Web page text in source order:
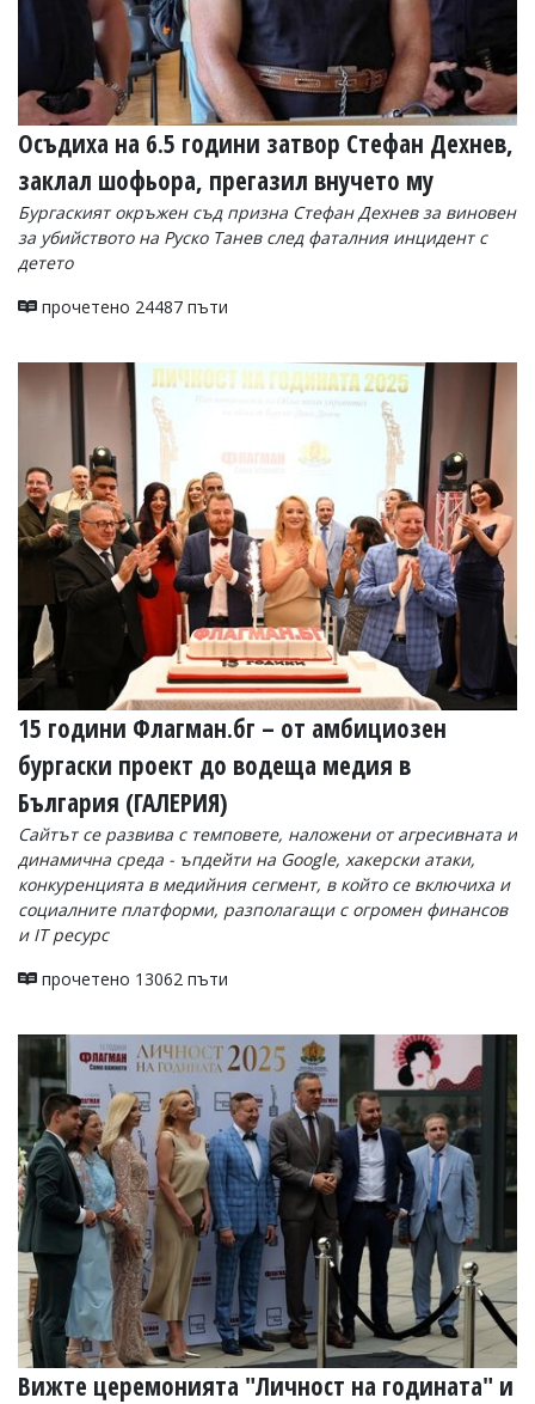
Осъдиха на 6.5 години затвор Стефан Дехнев,
заклал шофьора, прегазил внучето му
Бургаският окръжен съд призна Стефан Дехнев за виновен
за убийството на Руско Танев след фаталния инцидент с
детето
прочетено 24487 пъти
15 години Флагман.бг – от амбициозен
бургаски проект до водеща медия в
България (ГАЛЕРИЯ)
Сайтът се развива с темповете, наложени от агресивната и
динамична среда - ъпдейти на Google, хакерски атаки,
конкуренцията в медийния сегмент, в който се включиха и
социалните платформи, разполагащи с огромен финансов
и IT ресурс
прочетено 13062 пъти
Вижте церемонията "Личност на годината" и